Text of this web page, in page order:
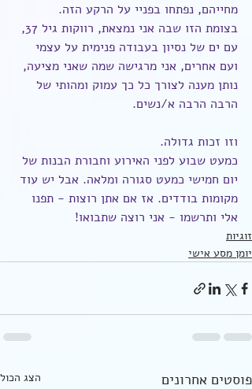
מחייהם, נפתחו בפניי על הרקע הזה.
בצומת הזו שבה אני נמצאת, רווקות גיל 37,
עם ים של נסיון בעבודה פנימית על עצמי
ועם אחרים, אני מרגישה שמה שאני מציעה,
נותן מענה לצורך כל כך עמוק ומהותי של
הרבה הרבה א/נשים.
וזו זכות גדולה.
כמעט שבוע לפני האירוע וחבורת הבנות של
יום חמישי כמעט סגורה ומלאה. אבל יש עוד
מקומות בודדים. אז אם אתן רוצות - תפנו
אלי ותרשמו - אני רוצה שתבואו!
זוגיות
יומן מסע אישי
פוסטים אחרונים הצג הכול